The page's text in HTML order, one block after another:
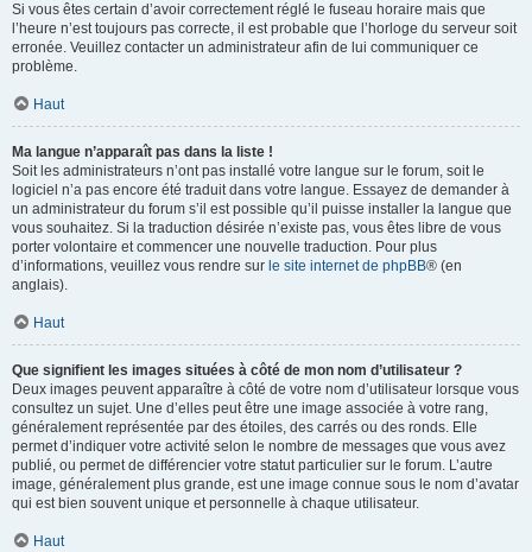
Si vous êtes certain d’avoir correctement réglé le fuseau horaire mais que
l’heure n’est toujours pas correcte, il est probable que l’horloge du serveur soit
erronée. Veuillez contacter un administrateur afin de lui communiquer ce
problème.
Haut
Ma langue n’apparaît pas dans la liste !
Soit les administrateurs n’ont pas installé votre langue sur le forum, soit le
logiciel n’a pas encore été traduit dans votre langue. Essayez de demander à
un administrateur du forum s’il est possible qu’il puisse installer la langue que
vous souhaitez. Si la traduction désirée n’existe pas, vous êtes libre de vous
porter volontaire et commencer une nouvelle traduction. Pour plus
d’informations, veuillez vous rendre sur le site internet de phpBB® (en
anglais).
Haut
Que signifient les images situées à côté de mon nom d’utilisateur ?
Deux images peuvent apparaître à côté de votre nom d’utilisateur lorsque vous
consultez un sujet. Une d’elles peut être une image associée à votre rang,
généralement représentée par des étoiles, des carrés ou des ronds. Elle
permet d’indiquer votre activité selon le nombre de messages que vous avez
publié, ou permet de différencier votre statut particulier sur le forum. L’autre
image, généralement plus grande, est une image connue sous le nom d’avatar
qui est bien souvent unique et personnelle à chaque utilisateur.
Haut